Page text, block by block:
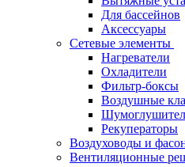
Для бассейнов
Аксессуары
Сетевые элементы
Нагреватели
Охладители
Фильтр-боксы
Воздушные
Рекуператоры
Воздуховоды и
Вентиляционные